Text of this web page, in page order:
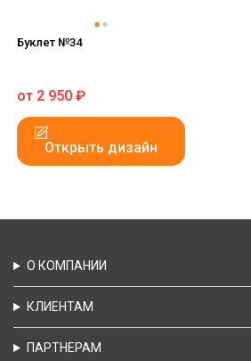
Буклет №34
от 2 950 ₽
Открыть дизайн
О КОМПАНИИ
КЛИЕНТАМ
ПАРТНЕРАМ